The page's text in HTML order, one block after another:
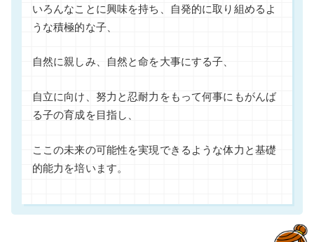
いろんなことに興味を持ち、自発的に取り組めるよ
うな積極的な子、
自然に親しみ、自然と命を大事にする子、
自立に向け、努力と忍耐力をもって何事にもがんば
る子の育成を目指し、
ここの未来の可能性を実現できるような体力と基礎
的能力を培います。